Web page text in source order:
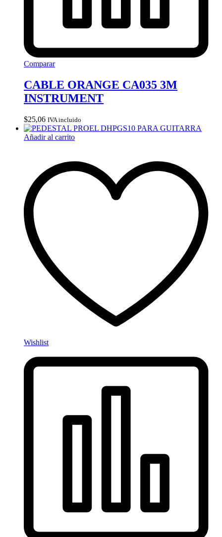
Comparar
CABLE ORANGE CA035 3M
INSTRUMENT
$25,06 IVA incluido
Añadir al carrito
Wishlist